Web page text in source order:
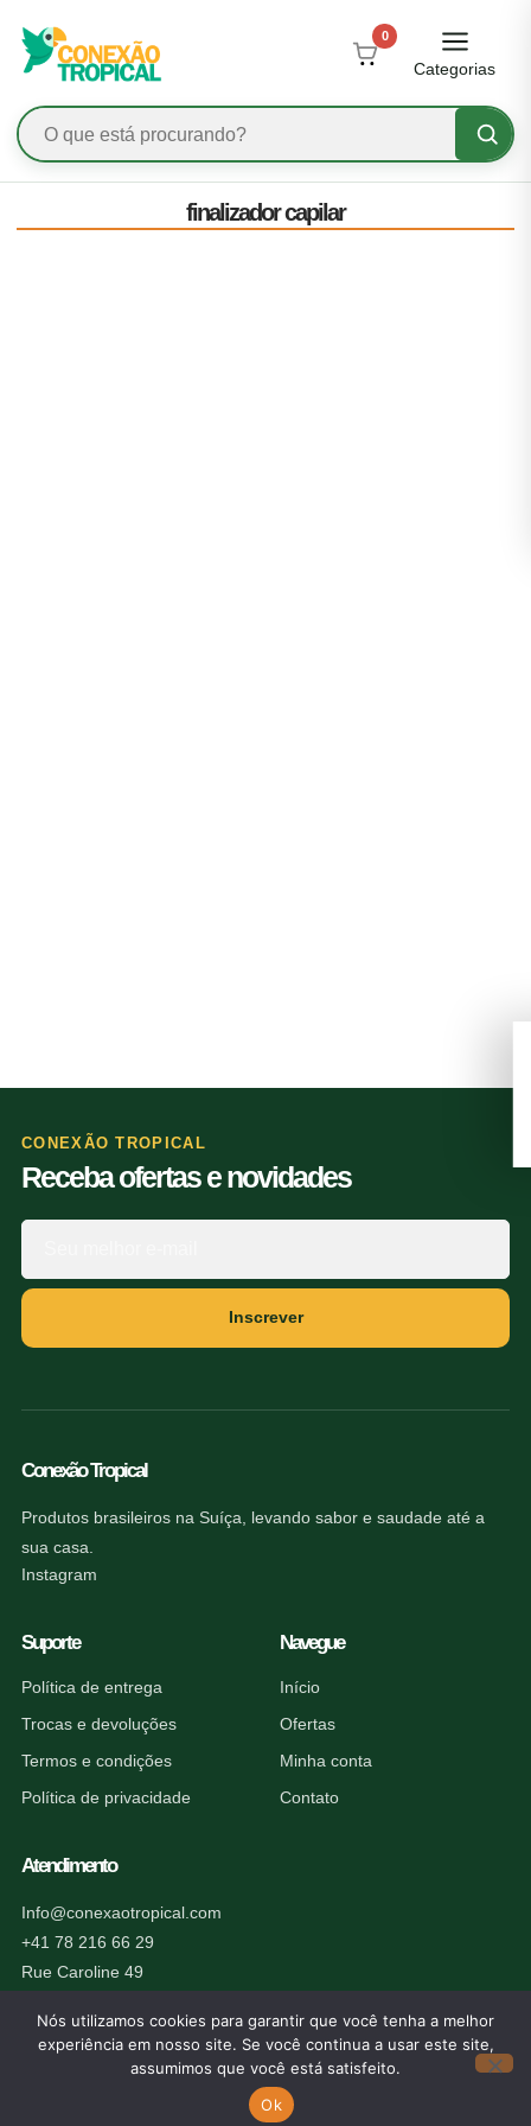
0
Categorias
finalizador capilar
CONEXÃO TROPICAL
Receba ofertas e novidades
Inscrever
Conexão Tropical
Produtos brasileiros na Suíça, levando sabor e saudade até a
sua casa.
Instagram
Suporte
Política de entrega
Trocas e devoluções
Termos e condições
Política de privacidade
Navegue
Início
Ofertas
Minha conta
Contato
Atendimento
Info@conexaotropical.com
+41 78 216 66 29
Rue Caroline 49
© 2026 Conexão Tropical. Todos os direitos reservados.
Nós utilizamos cookies para garantir que você tenha a melhor
experiência em nosso site. Se você continua a usar este site,
assumimos que você está satisfeito.
Ok